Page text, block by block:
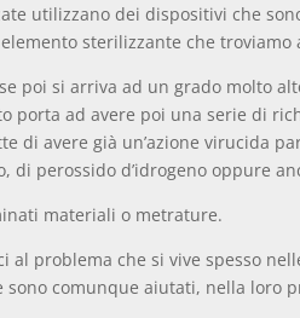
utilizzano dei dispositivi che
sterilizzante che troviamo
poi si arriva ad un grado molto
ad avere poi una serie di
di avere già un’azione virucida
perossido d’idrogeno oppure
materiali o metrature.
problema che si vive spesso
comunque aiutati, nella loro